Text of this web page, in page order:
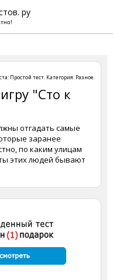
ру
Простой тест. Категория: Разное.
"Сто к
отгадать самые
заранее
по каким улицам
этих людей бывают